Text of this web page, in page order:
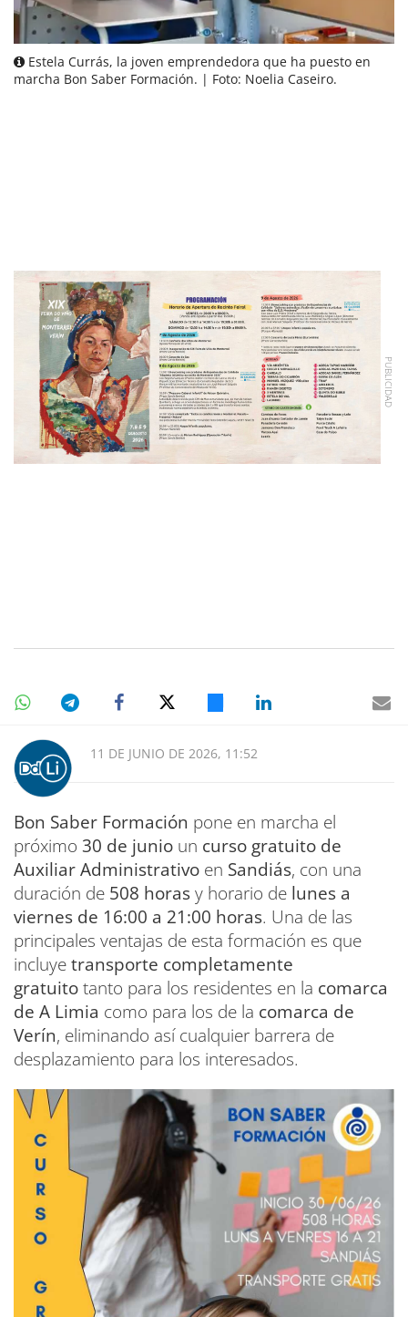
Estela Currás, la joven emprendedora que ha puesto en
marcha Bon Saber Formación. | Foto: Noelia Caseiro.
11 DE JUNIO DE 2026, 11:52
Bon Saber Formación pone en marcha el
próximo 30 de junio un curso gratuito de
Auxiliar Administrativo en Sandiás, con una
duración de 508 horasy horario de lunes a
viernes de 16:00 a 21:00 horas. Una de las
principales ventajas de esta formación es que
incluyetransporte completamente
gratuitotanto para los residentes en la comarca
de A Limia como para los de la comarca de
Verín, eliminando así cualquier barrera de
desplazamiento para los interesados.